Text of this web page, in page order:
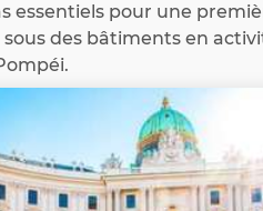
essentiels pour une
des bâtiments en